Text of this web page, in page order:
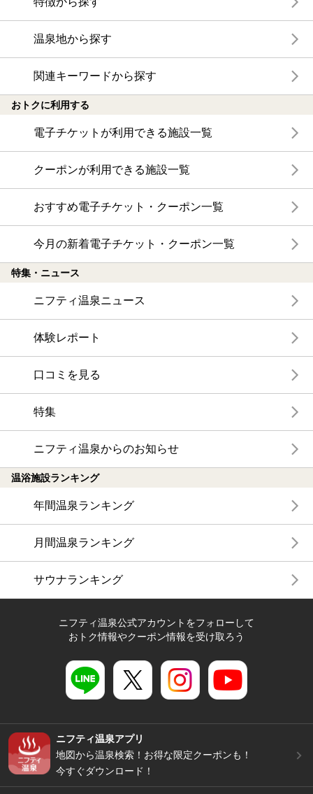
温泉地から探す
関連キーワードから探す
おトクに利用する
電子チケットが利用できる施設一覧
クーポンが利用できる施設一覧
おすすめ電子チケット・クーポン一覧
今月の新着電子チケット・クーポン一覧
特集・ニュース
ニフティ温泉ニュース
体験レポート
口コミを見る
特集
ニフティ温泉からのお知らせ
温浴施設ランキング
年間温泉ランキング
月間温泉ランキング
サウナランキング
ニフティ温泉公式アカウントをフォローして
おトク情報やクーポン情報を受け取ろう
ニフティ温泉アプリ
地図から温泉検索！お得な限定クーポンも！
今すぐダウンロード！